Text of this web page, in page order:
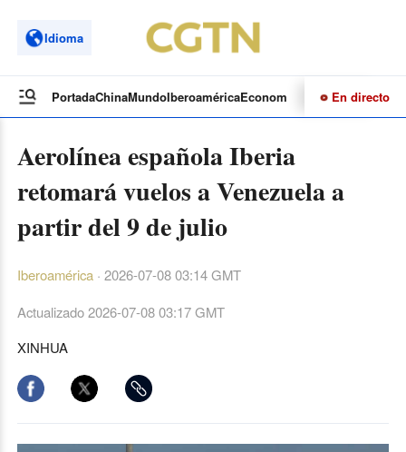
Idioma
PortadaChinaMundoIberoaméricaEconomía CulturaDeportes
En directo
Aerolínea española Iberia
retomará vuelos a Venezuela a
partir del 9 de julio
Iberoamérica· 2026-07-08 03:14 GMT
Actualizado2026-07-08 03:17 GMT
XINHUA